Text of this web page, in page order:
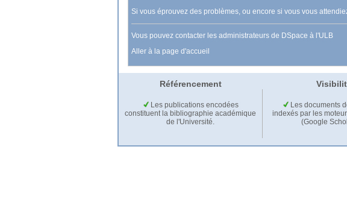
Si vous éprouvez des problèmes, ou encore si vous vous
Vous pouvez contacter les administrateurs de DSpace à l'ULB
Aller à la page d'accueil
Référencement
Les publications encodées
constituent la bibliographie académique
de l'Université.
Les documents
indexés par les
(Google